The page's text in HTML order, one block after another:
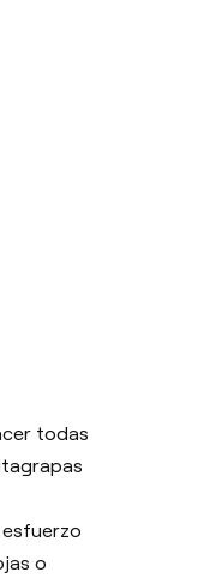
todas
o